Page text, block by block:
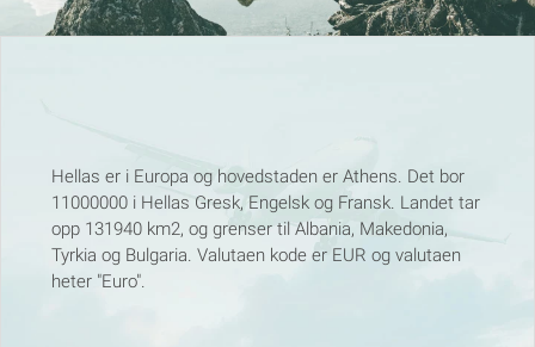
Hellas er i Europa og hovedstaden er Athens. Det bor
11000000 i Hellas Gresk, Engelsk og Fransk. Landet tar
opp 131940 km2, og grenser til Albania, Makedonia,
Tyrkia og Bulgaria. Valutaen kode er EUR og valutaen
heter "Euro".